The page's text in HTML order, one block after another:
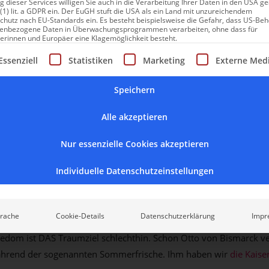
& Usedom
Ruhepol
Ferienhäuser und 7
in einer
| Ostsee |
ist DAS Traumziel schlechthin. Schon Otto von Bismarck
der sogenannten Sommerfrische. Ihm haben wir die
dieser Services willigen Sie auch in die Verarbeitung Ihrer Daten in den USA
lit. a GDPR ein. Der EuGH stuft die USA als ein Land mit unzureichendem
nach EU-Standards ein. Es besteht beispielsweise die Gefahr, dass US-
Daten in Überwachungsprogrammen verarbeiten, ohne dass für
und Europäer eine Klagemöglichkeit besteht.
eine Liste der Service-Gruppen, für die eine Einwilligung
Statistiken Marketing Externe
Speichern
Alle akzeptieren
Nur essenzielle Cookies akzeptieren
Individuelle Datenschutzeinstellungen
Cookie-Details Datenschutzerklärung